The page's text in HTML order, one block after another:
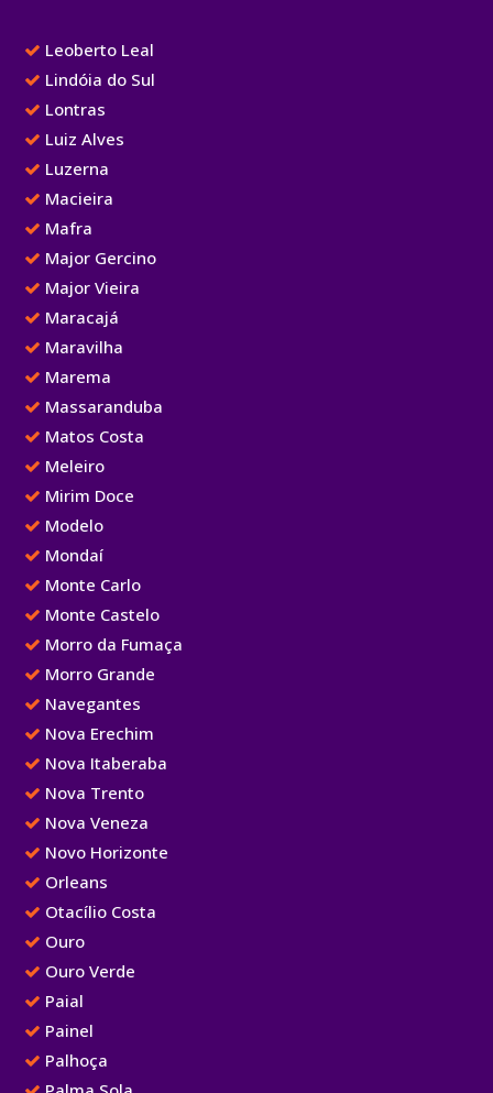
Leoberto Leal
Lindóia do Sul
Lontras
Luiz Alves
Luzerna
Macieira
Mafra
Major Gercino
Major Vieira
Maracajá
Maravilha
Marema
Massaranduba
Matos Costa
Meleiro
Mirim Doce
Modelo
Mondaí
Monte Carlo
Monte Castelo
Morro da Fumaça
Morro Grande
Navegantes
Nova Erechim
Nova Itaberaba
Nova Trento
Nova Veneza
Novo Horizonte
Orleans
Otacílio Costa
Ouro
Ouro Verde
Paial
Painel
Palhoça